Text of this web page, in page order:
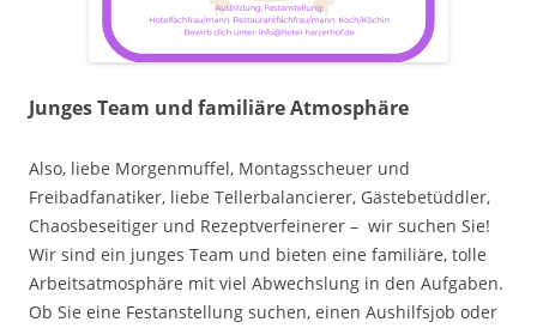
Junges Team und familiäre Atmosphäre
Also, liebe Morgenmuffel, Montagsscheuer und
Freibadfanatiker, liebe Tellerbalancierer, Gästebetüddler,
Chaosbeseitiger und Rezeptverfeinerer – wir suchen Sie!
Wir sind ein junges Team und bieten eine familiäre, tolle
Arbeitsatmosphäre mit viel Abwechslung in den Aufgaben.
Ob Sie eine Festanstellung suchen, einen Aushilfsjob oder